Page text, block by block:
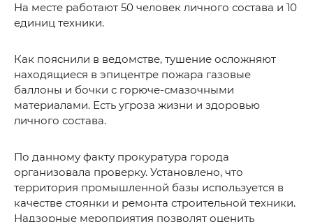
На месте работают 50 человек личного состава и 10
единиц техники.
Как пояснили в ведомстве, тушение осложняют
находящиеся в эпицентре пожара газовые
баллоны и бочки с горюче-смазочными
материалами. Есть угроза жизни и здоровью
личного состава.
По данному факту прокуратура города
организовала проверку. Установлено, что
территория промышленной базы используется в
качестве стоянки и ремонта строительной техники.
Надзорные мероприятия позволят оценить